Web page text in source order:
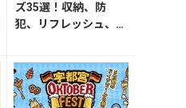
ズ35選！収納、防
犯、リフレッシュ、ど